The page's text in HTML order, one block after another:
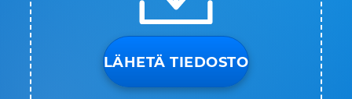
LÄHETÄ TIEDOSTO